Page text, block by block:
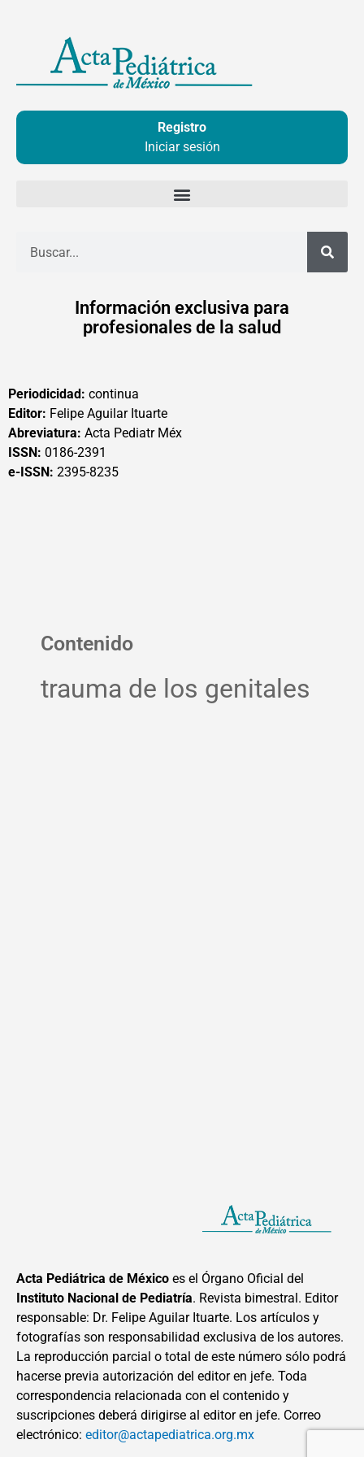
contenido
Registro
Iniciar sesión
Información exclusiva para
profesionales de la salud
Periodicidad: continua
Editor: Felipe Aguilar Ituarte
Abreviatura: Acta Pediatr Méx
ISSN: 0186-2391
e-ISSN: 2395-8235
Contenido
trauma de los genitales
Acta Pediátrica de México es el Órgano Oficial del
Instituto Nacional de Pediatría. Revista bimestral. Editor
responsable: Dr. Felipe Aguilar Ituarte. Los artículos y
fotografías son responsabilidad exclusiva de los autores.
La reproducción parcial o total de este número sólo podrá
hacerse previa autorización del editor en jefe. Toda
correspondencia relacionada con el contenido y
suscripciones deberá dirigirse al editor en jefe. Correo
electrónico: editor@actapediatrica.org.mx